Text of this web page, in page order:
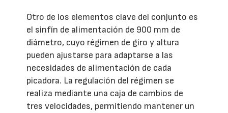
Otro de los elementos clave del conjunto es
el sinfín de alimentación de 900 mm de
diámetro, cuyo régimen de giro y altura
pueden ajustarse para adaptarse a las
necesidades de alimentación de cada
picadora. La regulación del régimen se
realiza mediante una caja de cambios de
tres velocidades, permitiendo mantener un